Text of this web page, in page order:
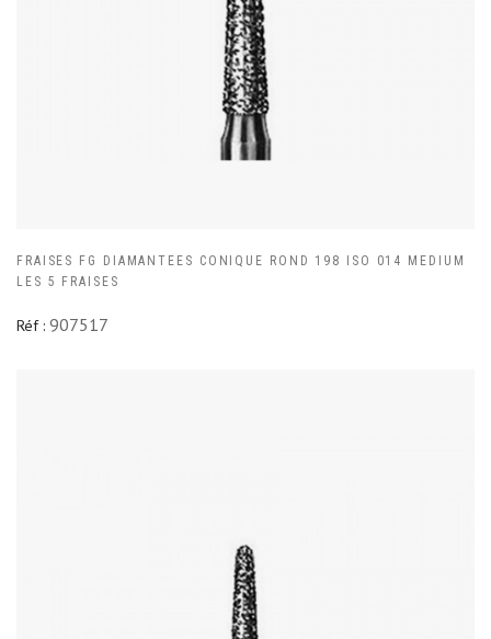
FRAISES FG DIAMANTEES CONIQUE ROND 198 ISO 014 MEDIUM
LES 5 FRAISES
Réf : 907517